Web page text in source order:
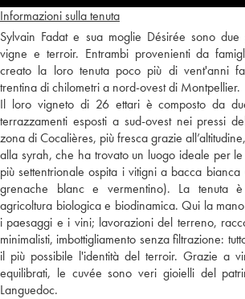
Informazioni sulla tenuta
Sylvain Fadat e sua moglie Désirée sono
vigne e terroir. Entrambi provenienti da
creato la loro tenuta poco più di vent'anni
trentina di chilometri a nord-ovest di Montpellier.
Il loro vigneto di 26 ettari è composto da
terrazzamenti esposti a sud-ovest nei pressi
zona di Cocalières, più fresca grazie
alla syrah, che ha trovato un luogo ideale per
più settentrionale ospita i vitigni a bacca bianca
grenache blanc e vermentino). La tenuta
agricoltura biologica e biodinamica. Qui la
i paesaggi e i vini; lavorazioni del terreno,
minimalisti, imbottigliamento senza filtrazione:
il più possibile l'identità del terroir. Grazie a
equilibrati, le cuvée sono veri gioielli del
Languedoc.